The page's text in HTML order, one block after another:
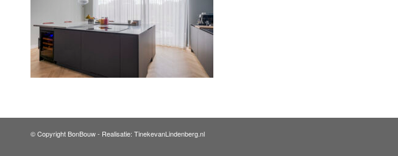
© Copyright BonBouw - Realisatie: TinekevanLindenberg.nl